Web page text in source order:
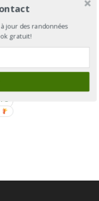
3
jour des randonnées
gratuit!